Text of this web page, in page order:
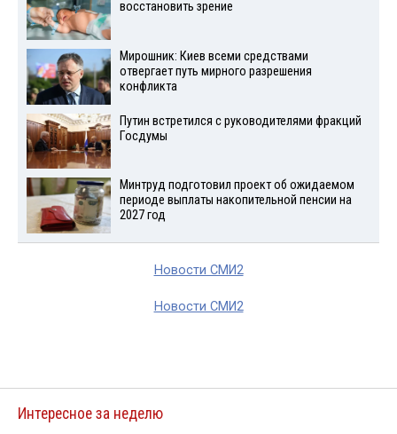
восстановить зрение
Мирошник: Киев всеми средствами
отвергает путь мирного разрешения
конфликта
Путин встретился с руководителями фракций
Госдумы
Минтруд подготовил проект об ожидаемом
периоде выплаты накопительной пенсии на
2027 год
Новости СМИ2
Новости СМИ2
Интересное за неделю